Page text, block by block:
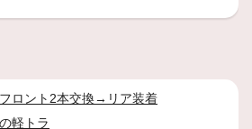
ロント2本交換→リア装着
軽トラ